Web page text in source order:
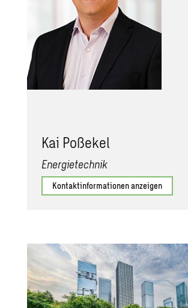
Kai Po­ßekel
Energietechnik
Kontaktinformationen anzeigen